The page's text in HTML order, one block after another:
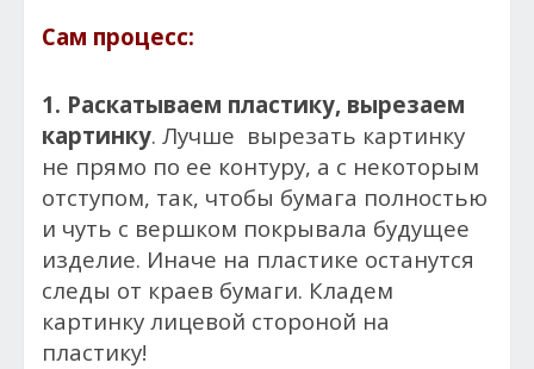
Сам процесс:
1. Раскатываем пластику, вырезаем
картинку. Лучше вырезать картинку
не прямо по ее контуру, а с некоторым
отступом, так, чтобы бумага полностью
и чуть с вершком покрывала будущее
изделие. Иначе на пластике останутся
следы от краев бумаги. Кладем
картинку лицевой стороной на
пластику!